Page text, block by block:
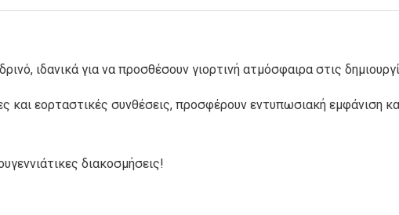
ΜΠΟΛ ΦΑΓΗΤΟΥ ΜΠΟΛ ΣΟΥΠΑΣ
ΣΚΕΥΗ
ιδανικά για να προσθέσουν γιορτινή ατμόσφαιρα στις
και εορταστικές συνθέσεις, προσφέρουν εντυπωσιακή εμφάνιση
διακοσμήσεις!